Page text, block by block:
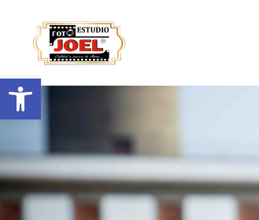
Abrir barra de herramientas